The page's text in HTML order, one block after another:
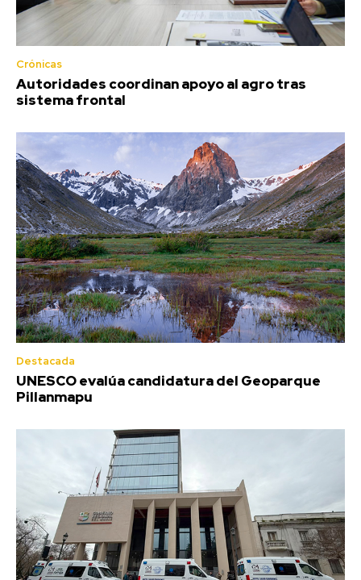
Crónicas
Autoridades coordinan apoyo al agro tras
sistema frontal
Destacada
UNESCO evalúa candidatura del Geoparque
Pillanmapu